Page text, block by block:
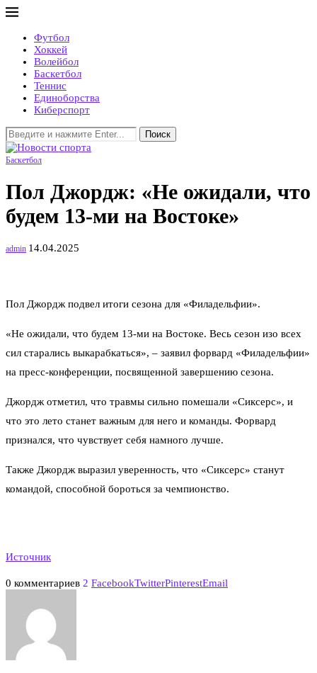
Футбол
Хоккей
Волейбол
Баскетбол
Теннис
Единоборства
Киберспорт
Поиск
Баскетбол
Пол Джордж: «Не ожидали, что
будем 13-ми на Востоке»
admin 14.04.2025
Пол Джордж подвел итоги сезона для «Филадельфии».
«Не ожидали, что будем 13-ми на Востоке. Весь сезон изо всех
сил старались выкарабкаться», – заявил форвард «Филадельфии»
на пресс-конференции, посвященной завершению сезона.
Джордж отметил, что травмы сильно помешали «Сиксерс», и
что это лето станет важным для него и команды. Форвард
признался, что чувствует себя намного лучше.
Также Джордж выразил уверенность, что «Сиксерс» станут
командой, способной бороться за чемпионство.
Источник
0 комментариев 2 FacebookTwitterPinterestEmail